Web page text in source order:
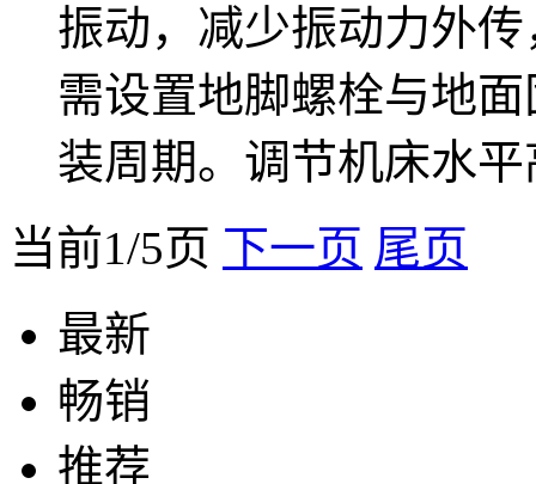
振动，减少振动力外
需设置地脚螺栓与地
装周期。调节机床水平
当前1/5页 下一页 尾页
最新
畅销
推荐